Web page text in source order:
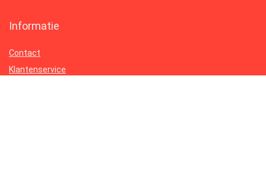
Informatie
Contact
Klantenservice